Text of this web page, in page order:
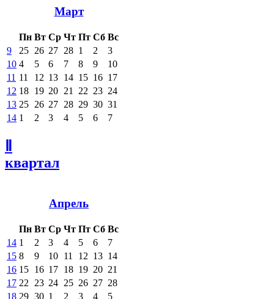
Март
Пн Вт Ср Чт Пт Сб Вс
9
25 26 27 28 1 2
3
10 4 5 6 7 8 9
10
11 11 12 13 14 15 16 17
12 18 19 20 21 22 23 24
13 25 26 27 28 29 30 31
14 1 2 3 4 5 6 7
квартал
Апрель
Пн Вт Ср Чт Пт Сб Вс
14 1 2 3 4 5 6
7
15 8 9 10 11 12 13 14
16 15 16 17 18 19 20 21
17 22 23 24 25 26 27 28
18 29 30 1 2 3 4 5